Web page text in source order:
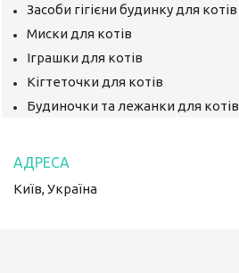
Засоби гігієни будинку для котів
Миски для котів
Іграшки для котів
Кігтеточки для котів
Будиночки та лежанки для котів
Київ, Україна